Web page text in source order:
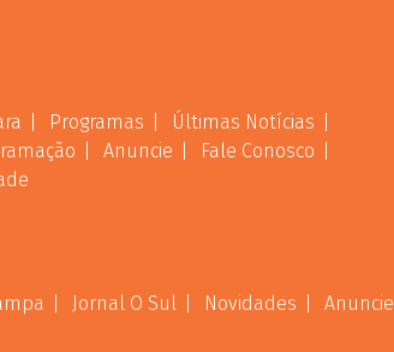
Programas
Últimas Notícias
Anuncie
Fale Conosco
Jornal O Sul Novidades
Anuncie